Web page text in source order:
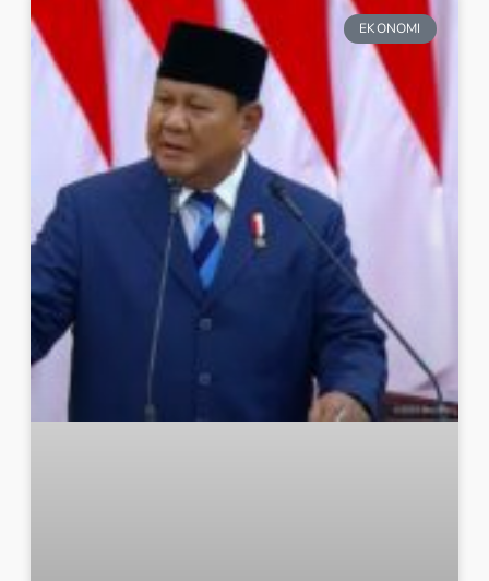
EKONOMI